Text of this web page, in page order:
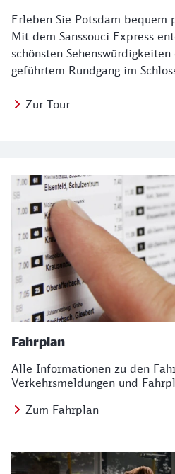
Erleben Sie Potsdam bequem
Mit dem Sanssouci Express
schönsten
geführtem Rundgang im
Zur Tour
Fahrplan
Alle Informationen zu den
Verkehrsmeldungen und
Zum Fahrplan